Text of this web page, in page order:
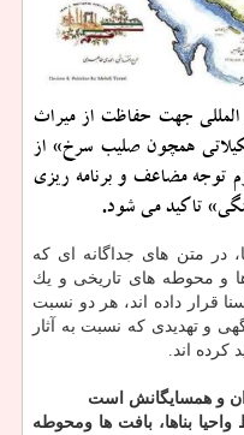
المللی جهت حفاظت از میراث
همچون صلیب سرخ» از
توجه مضاعف و برنامه ریزی
تاكید می شود.
در متن های جداگانه ای كه
و محوطه های تاریخی و یك
قرار داده اند، هر دو نسبت
و تهدیدی كه نسبت به آثار
كرده اند.
و همسایگانش است
بناها، بافت ها ومحوطه